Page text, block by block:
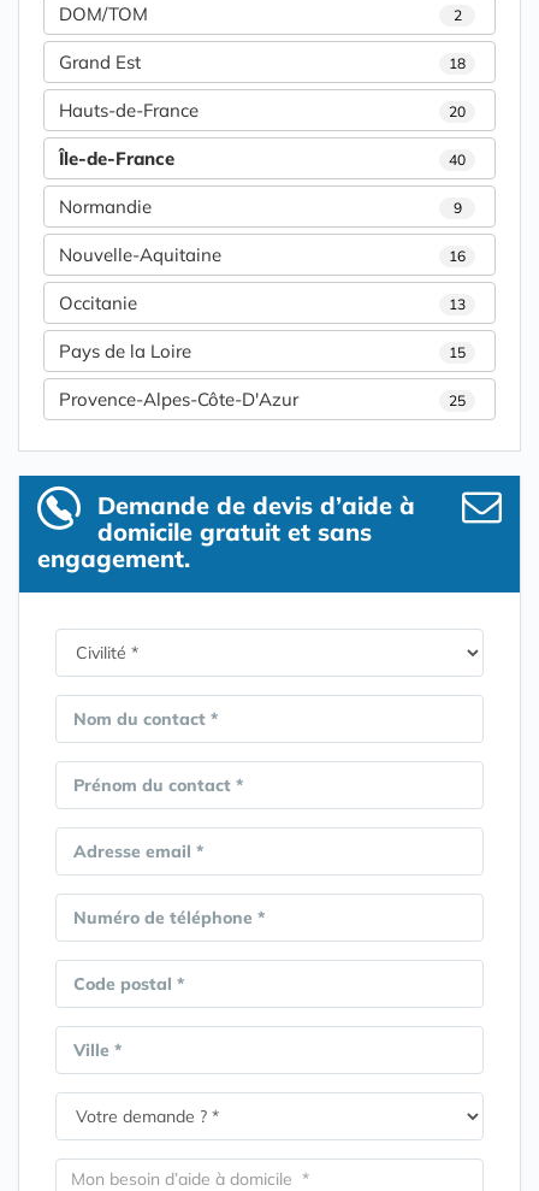
DOM/TOM 2
Grand Est 18
Hauts-de-France 20
Île-de-France 40
Normandie 9
Nouvelle-Aquitaine 16
Occitanie 13
Pays de la Loire 15
Provence-Alpes-Côte-D'Azur 25
Demande de devis d’aide à
domicile gratuit et sans
engagement.
Nom du contact *
Prénom du contact *
Adresse email *
Numéro de téléphone *
Code postal *
Ville *